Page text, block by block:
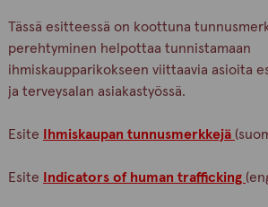
Tässä esitteessä on koottuna
perehtyminen helpottaa tunnistamaan
ihmiskaupparikokseen viittaavia asioita
ja terveysalan asiakastyössä.
Esite Ihmiskaupan tunnusmerkkejä
Esite Indicators of human trafficking